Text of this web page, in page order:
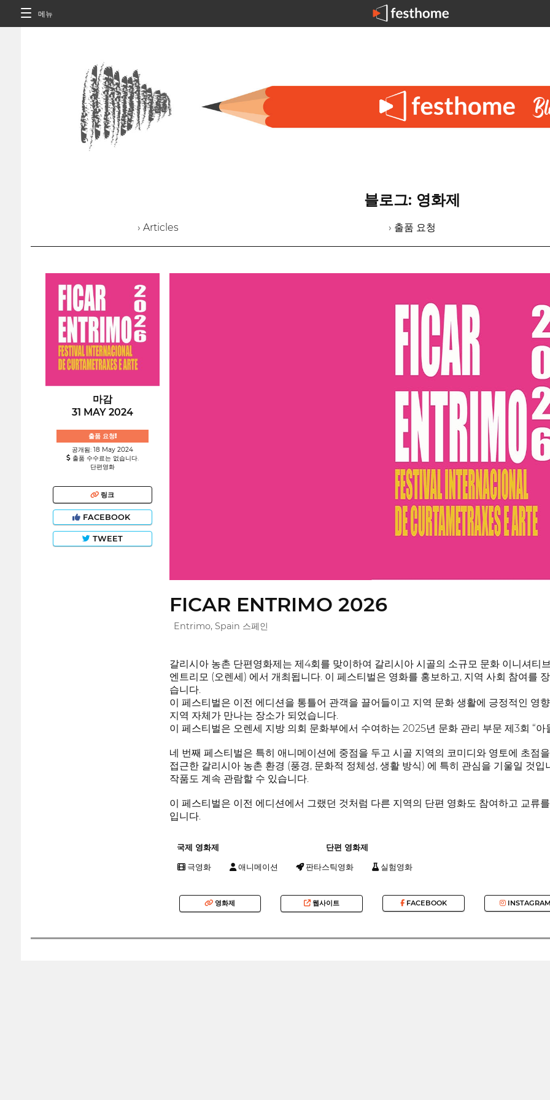
메뉴
블로그: 영화제
› Articles › 출품 요청
마감
31 MAY 2024
출품 요청!
공개됨: 18 May 2024
출품 수수료는 없습니다.
단편영화
링크
FACEBOOK
TWEET
FICAR ENTRIMO 2026
Entrimo, Spain 스페인
갈리시아 농촌 단편영화제는 제4회를 맞이하여 갈리시아 시골의 소규모 문화 이니셔티
엔트리모 (오렌세) 에서 개최됩니다. 이 페스티벌은 영화를 홍보하고, 지역 사회 참여를
습니다.
이 페스티벌은 이전 에디션을 통틀어 관객을 끌어들이고 지역 문화 생활에 긍정적인 영
지역 자체가 만나는 장소가 되었습니다.
이 페스티벌은 오렌세 지방 의회 문화부에서 수여하는 2025년 문화 관리 부문 제3회 “
네 번째 페스티벌은 특히 애니메이션에 중점을 두고 시골 지역의 코미디와 영토에 초점
접근한 갈리시아 농촌 환경 (풍경, 문화적 정체성, 생활 방식) 에 특히 관심을 기울일 것
작품도 계속 관람할 수 있습니다.
이 페스티벌은 이전 에디션에서 그랬던 것처럼 다른 지역의 단편 영화도 참여하고 교류
입니다.
국제 영화제 단편 영화제
극영화 애니메이션 판타스틱영화 실험영화
영화제 웹사이트 FACEBOOK